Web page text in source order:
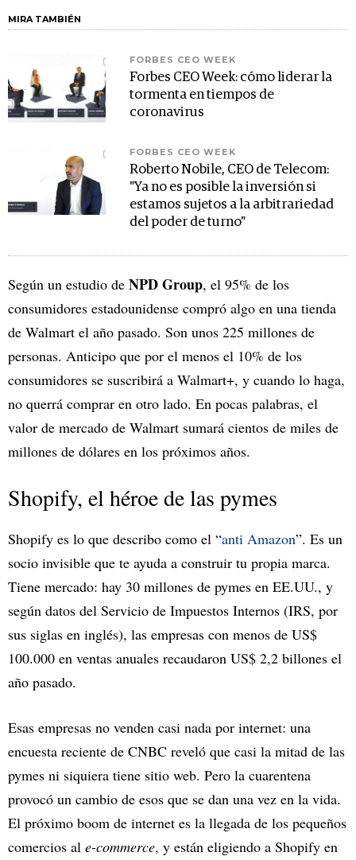
MIRA TAMBIÉN
FORBES CEO WEEK
Forbes CEO Week: cómo liderar la
tormenta en tiempos de
coronavirus
FORBES CEO WEEK
Roberto Nobile, CEO de Telecom:
"Ya no es posible la inversión si
estamos sujetos a la arbitrariedad
del poder de turno"
Según un estudio de NPD Group, el 95% de los
consumidores estadounidense compró algo en una tienda
de Walmart el año pasado. Son unos 225 millones de
personas. Anticipo que por el menos el 10% de los
consumidores se suscribirá a Walmart+, y cuando lo haga,
no querrá comprar en otro lado. En pocas palabras, el
valor de mercado de Walmart sumará cientos de miles de
millones de dólares en los próximos años.
Shopify, el héroe de las pymes
Shopify es lo que describo como el “anti Amazon”. Es un
socio invisible que te ayuda a construir tu propia marca.
Tiene mercado: hay 30 millones de pymes en EE.UU., y
según datos del Servicio de Impuestos Internos (IRS, por
sus siglas en inglés), las empresas con menos de US$
100.000 en ventas anuales recaudaron US$ 2,2 billones el
año pasado.
Esas empresas no venden casi nada por internet: una
encuesta reciente de CNBC reveló que casi la mitad de las
pymes ni siquiera tiene sitio web. Pero la cuarentena
provocó un cambio de esos que se dan una vez en la vida.
El próximo boom de internet es la llegada de los pequeños
comercios al e-commerce, y están eligiendo a Shopify en